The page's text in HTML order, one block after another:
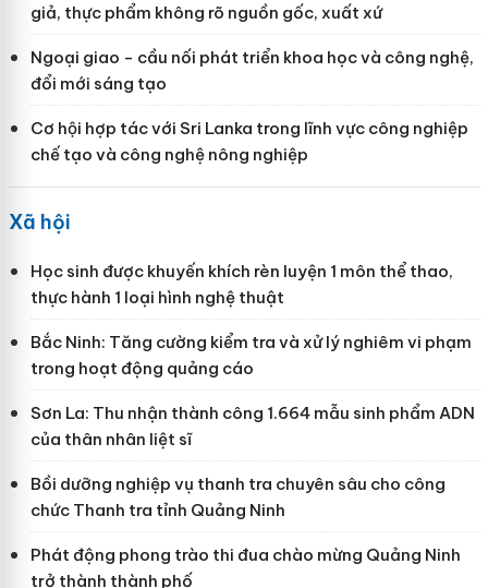
giả, thực phẩm không rõ nguồn gốc, xuất xứ
Ngoại giao - cầu nối phát triển khoa học và công nghệ,
đổi mới sáng tạo
Cơ hội hợp tác với Sri Lanka trong lĩnh vực công nghiệp
chế tạo và công nghệ nông nghiệp
Xã hội
Học sinh được khuyến khích rèn luyện 1 môn thể thao,
thực hành 1 loại hình nghệ thuật
Bắc Ninh: Tăng cường kiểm tra và xử lý nghiêm vi phạm
trong hoạt động quảng cáo
Sơn La: Thu nhận thành công 1.664 mẫu sinh phẩm ADN
của thân nhân liệt sĩ
Bồi dưỡng nghiệp vụ thanh tra chuyên sâu cho công
chức Thanh tra tỉnh Quảng Ninh
Phát động phong trào thi đua chào mừng Quảng Ninh
trở thành thành phố